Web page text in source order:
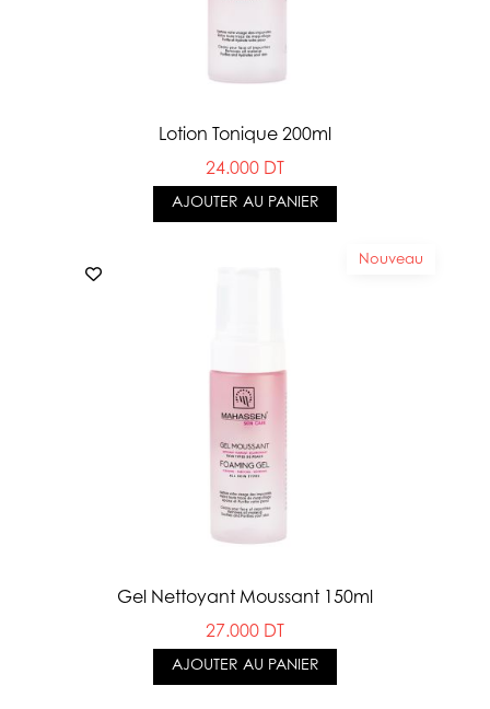
Lotion Tonique 200ml
24.000 DT
AJOUTER AU PANIER
Nouveau
Gel Nettoyant Moussant 150ml
27.000 DT
AJOUTER AU PANIER